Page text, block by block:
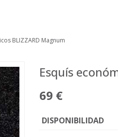
BLIZZARD Magnum
Esquís
69 €
DISPONIBILIDAD